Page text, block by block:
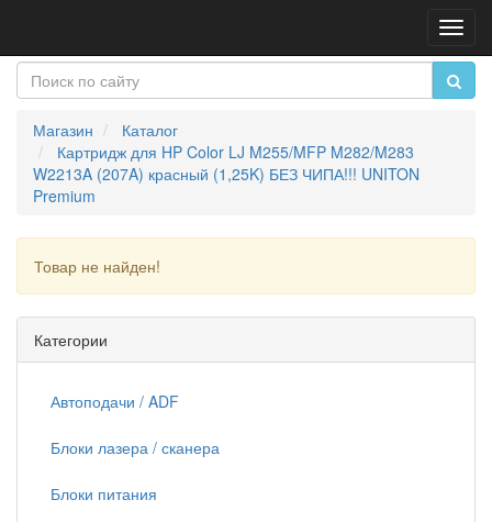
Магазин
Каталог
Картридж для HP Color LJ M255/MFP M282/M283
W2213A (207A) красный (1,25K) БЕЗ ЧИПА!!! UNITON
Premium
Товар не найден!
Категории
Автоподачи / ADF
Блоки лазера / сканера
Блоки питания